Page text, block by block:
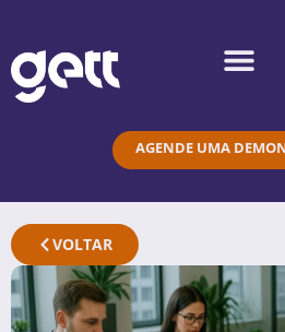
AGENDE UMA
VOLTAR